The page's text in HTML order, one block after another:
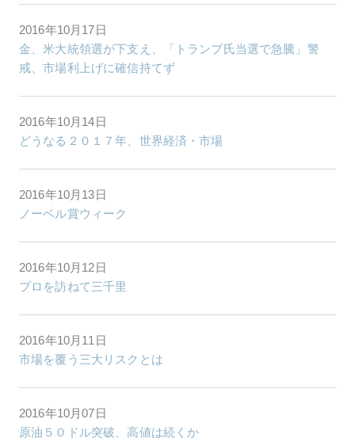
2016年10月17日
金、米大統領選が下支え、「トランプ氏当選で急騰」警
戒、市場利上げに確信持てず
2016年10月14日
どうなる２０１７年、世界経済・市場
2016年10月13日
ノーベル賞ウィーク
2016年10月12日
プロを訪ねて三千里
2016年10月11日
市場を覆う三大リスクとは
2016年10月07日
原油５０ドル突破、高値は続くか